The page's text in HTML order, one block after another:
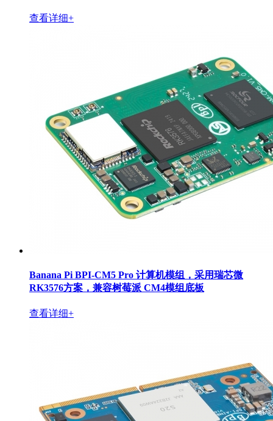
查看详细+
Banana Pi BPI-CM5 Pro 计算机模组，采用瑞芯微
RK3576方案，兼容树莓派 CM4模组底板
查看详细+